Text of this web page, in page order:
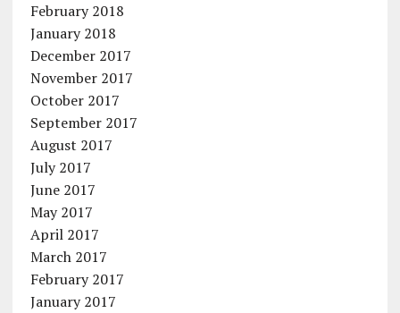
February 2018
January 2018
December 2017
November 2017
October 2017
September 2017
August 2017
July 2017
June 2017
May 2017
April 2017
March 2017
February 2017
January 2017